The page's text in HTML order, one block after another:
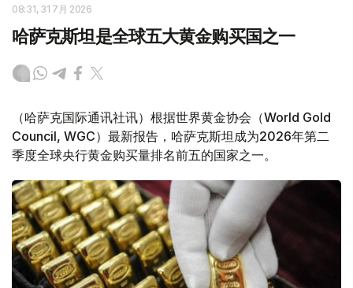
08:31, 31 7月 2026
哈萨克斯坦是全球五大黄金购买国之一
（哈萨克国际通讯社讯）根据世界黄金协会（World Gold
Council, WGC）最新报告，哈萨克斯坦成为2026年第二
季度全球央行黄金购买量排名前五的国家之一。